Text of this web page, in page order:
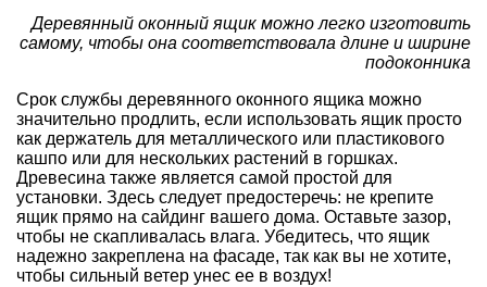
Деревянный оконный ящик можно легко изготовить
самому, чтобы она соответствовала длине и ширине
подоконника
Срок службы деревянного оконного ящика можно
значительно продлить, если использовать ящик просто
как держатель для металлического или пластикового
кашпо или для нескольких растений в горшках.
Древесина также является самой простой для
установки. Здесь следует предостеречь: не крепите
ящик прямо на сайдинг вашего дома. Оставьте зазор,
чтобы не скапливалась влага. Убедитесь, что ящик
надежно закреплена на фасаде, так как вы не хотите,
чтобы сильный ветер унес ее в воздух!